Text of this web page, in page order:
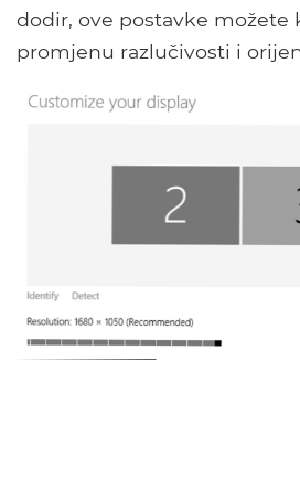
dodir, ove postavke možete
promjenu razlučivosti i